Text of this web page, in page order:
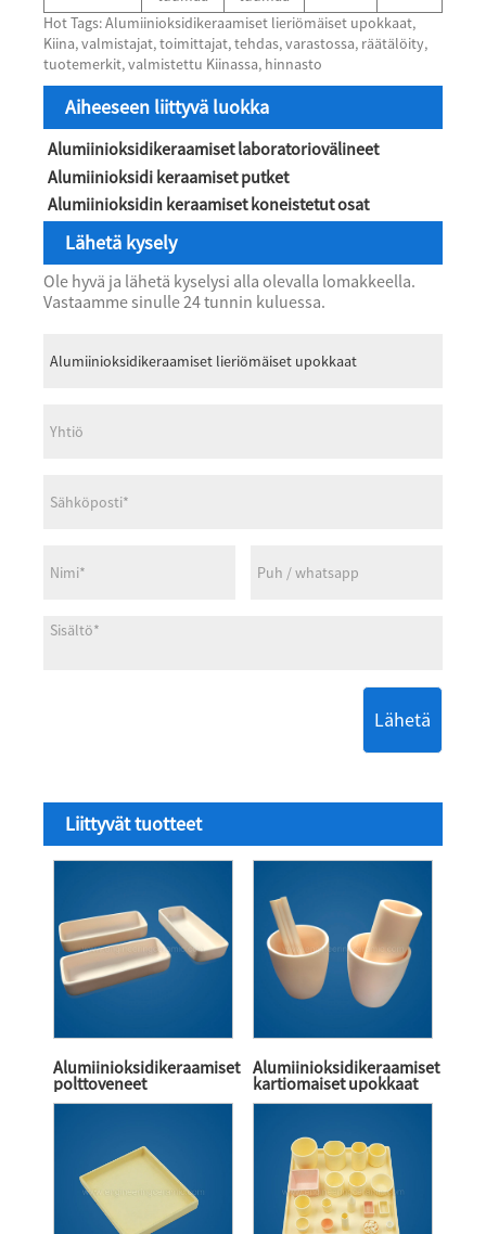
Hot Tags: Alumiinioksidikeraamiset lieriömäiset upokkaat,
Kiina, valmistajat, toimittajat, tehdas, varastossa, räätälöity,
tuotemerkit, valmistettu Kiinassa, hinnasto
Aiheeseen liittyvä luokka
Alumiinioksidikeraamiset laboratoriovälineet
Alumiinioksidi keraamiset putket
Alumiinioksidin keraamiset koneistetut osat
Lähetä kysely
Ole hyvä ja lähetä kyselysi alla olevalla lomakkeella.
Vastaamme sinulle 24 tunnin kuluessa.
Lähetä
Liittyvät tuotteet
Alumiinioksidikeraamiset
polttoveneet
Alumiinioksidikeraamiset
kartiomaiset upokkaat